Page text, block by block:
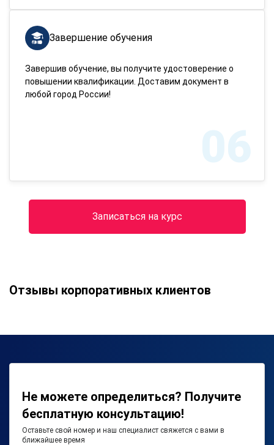
Завершение обучения
Завершив обучение, вы получите удостоверение о
повышении квалификации. Доставим документ в
любой город России!
06
Записаться на курс
Отзывы корпоративных клиентов
Не можете определиться? Получите
бесплатную консультацию!
Оставьте свой номер и наш специалист свяжется с вами в
ближайшее время